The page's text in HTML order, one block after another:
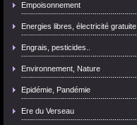
Empoisonnement
Energies libres, électricité gratuite
Engrais, pesticides..
Environnement, Nature
Epidémie, Pandémie
Ere du Verseau